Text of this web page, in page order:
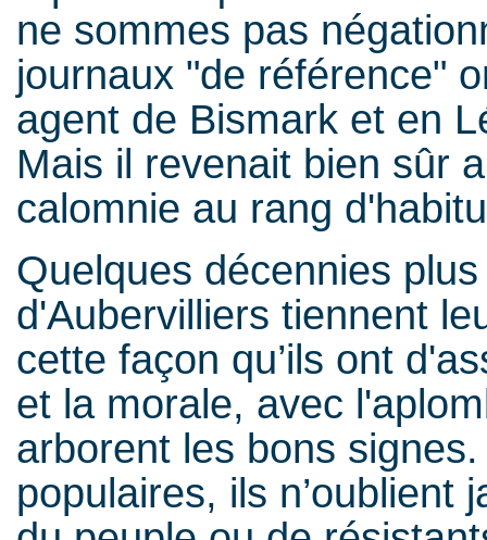
ne sommes pas
journaux "de référence"
agent de Bismark et en
Mais il revenait bien sûr
calomnie au rang
Quelques décennies
d'Aubervilliers tiennent
cette façon qu’ils ont
et la morale, avec
arborent les bons
populaires, ils n’oublient